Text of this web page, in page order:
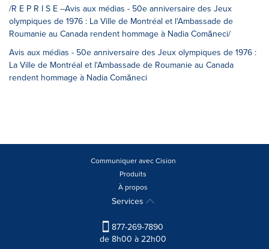
/R E P R I S E --Avis aux médias - 50e anniversaire des Jeux
olympiques de 1976 : La Ville de Montréal et l'Ambassade de
Roumanie au Canada rendent hommage à Nadia Comăneci/
Avis aux médias - 50e anniversaire des Jeux olympiques de 1976 :
La Ville de Montréal et l'Ambassade de Roumanie au Canada
rendent hommage à Nadia Comăneci
Communiquer avec Cision
Produits
À propos
Services
877-269-7890
de 8h00 à 22h00